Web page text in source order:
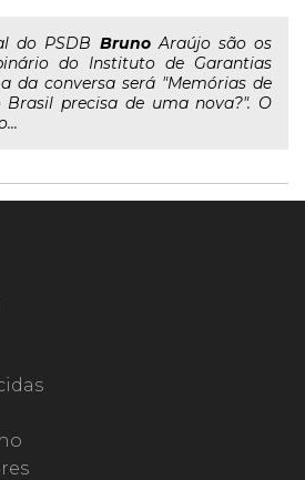
do PSDB BrunoAraújo são os
do Instituto de Garantias
da conversa será "Memórias de
precisa de uma nova?". O